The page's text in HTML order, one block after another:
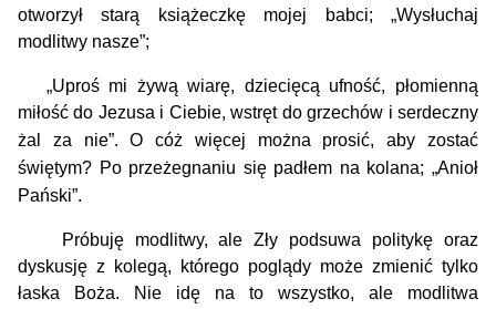
otworzył starą książeczkę mojej babci; „Wysłuchaj
modlitwy nasze”;
„Uproś mi żywą wiarę, dziecięcą ufność, płomienną
miłość do Jezusa i Ciebie, wstręt do grzechów i serdeczny
żal za nie”.O cóż więcej można prosić, aby zostać
świętym? Po przeżegnaniu się padłem na kolana; „Anioł
Pański”.
Próbuję modlitwy, ale Zły podsuwa politykę oraz
dyskusję z kolegą, którego poglądy może zmienić tylko
łaska Boża. Nie idę na to wszystko, ale modlitwa